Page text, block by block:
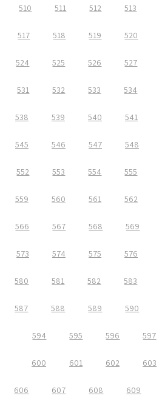
510 511 512 513
517 518 519 520
524 525 526 527
531 532 533 534
538 539 540 541
545 546 547 548
552 553 554 555
559 560 561 562
566 567 568 569
573 574 575 576
580 581 582 583
587 588 589 590
594 595 596 597
600 601 602 603
606 607 608 609